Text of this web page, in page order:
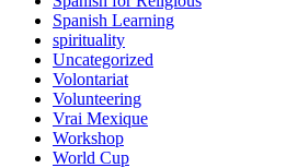
Spanish Learning
spirituality
Uncategorized
Volontariat
Volunteering
Vrai Mexique
Workshop
World Cup